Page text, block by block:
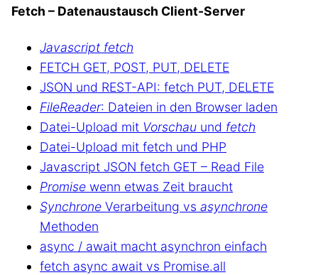
Fetch – Datenaustausch Client-Server
Javascript fetch
FETCH GET, POST, PUT, DELETE
JSON und REST-API: fetch PUT, DELETE
FileReader: Dateien in den Browser laden
Datei-Upload mit Vorschau und fetch
Datei-Upload mit fetch und PHP
Javascript JSON fetch GET – Read File
Promise wenn etwas Zeit braucht
Synchrone Verarbeitung vs asynchrone
Methoden
async / await macht asynchron einfach
fetch async await vs Promise.all